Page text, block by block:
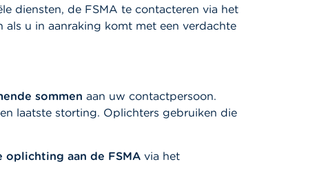
diensten, de FSMA te contacteren via het
u in aanraking komt met een verdachte
sommen aan uw contactpersoon.
laatste storting. Oplichters gebruiken die
oplichting aan de FSMA via het